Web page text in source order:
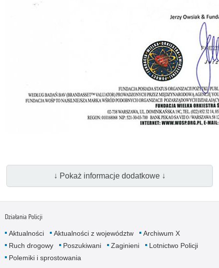
↓ Pokaż informacje dodatkowe ↓
Działania Policji
Aktualności Aktualności z województw
Archiwum X
Ruch drogowy
Poszukiwani Zaginieni
Lotnictwo Policji
Polemiki i sprostowania